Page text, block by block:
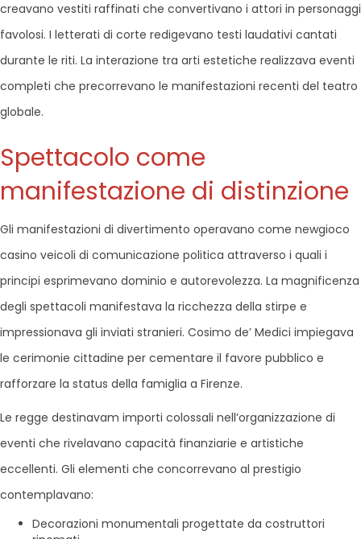
creavano vestiti raffinati che convertivano i attori in personaggi
favolosi. I letterati di corte redigevano testi laudativi cantati
durante le riti. La interazione tra arti estetiche realizzava eventi
completi che precorrevano le manifestazioni recenti del teatro
globale.
Spettacolo come
manifestazione di distinzione
Gli manifestazioni di divertimento operavano come newgioco
casino veicoli di comunicazione politica attraverso i quali i
principi esprimevano dominio e autorevolezza. La magnificenza
degli spettacoli manifestava la ricchezza della stirpe e
impressionava gli inviati stranieri. Cosimo de’ Medici impiegava
le cerimonie cittadine per cementare il favore pubblico e
rafforzare la status della famiglia a Firenze.
Le regge destinavam importi colossali nell’organizzazione di
eventi che rivelavano capacità finanziarie e artistiche
eccellenti. Gli elementi che concorrevano al prestigio
contemplavano:
Decorazioni monumentali progettate da costruttori